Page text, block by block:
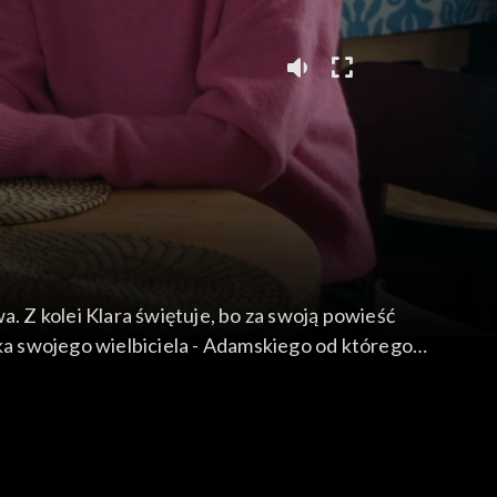
Z kolei Klara świętuje, bo za swoją powieść
swojego wielbiciela - Adamskiego od którego
zaczynają na nowo rozmawiać o przyszłym
treningów.